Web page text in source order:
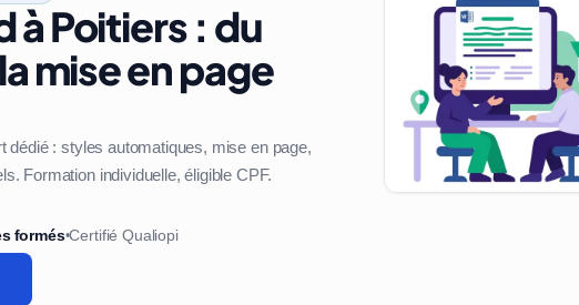
à Poitiers : du
mise en page
: styles automatiques, mise en page,
Formation individuelle, éligible CPF.
formés•Certifié Qualiopi